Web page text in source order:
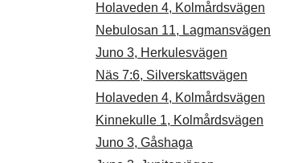
Holaveden 4, Kolmårdsvägen
Nebulosan 11, Lagmansvägen
Juno 3, Herkulesvägen
Näs 7:6, Silverskattsvägen
Holaveden 4, Kolmårdsvägen
Kinnekulle 1, Kolmårdsvägen
Juno 3, Gåshaga